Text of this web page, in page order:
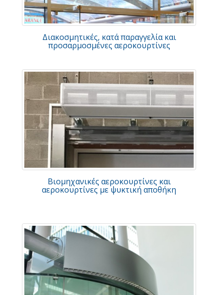
Διακοσμητικές, κατά παραγγελία και
προσαρμοσμένες αεροκουρτίνες
Βιομηχανικές αεροκουρτίνες και
αεροκουρτίνες με ψυκτική αποθήκη